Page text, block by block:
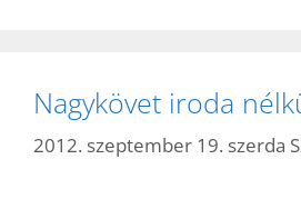
Nagykövet iroda
2012. szeptember 19. szerda